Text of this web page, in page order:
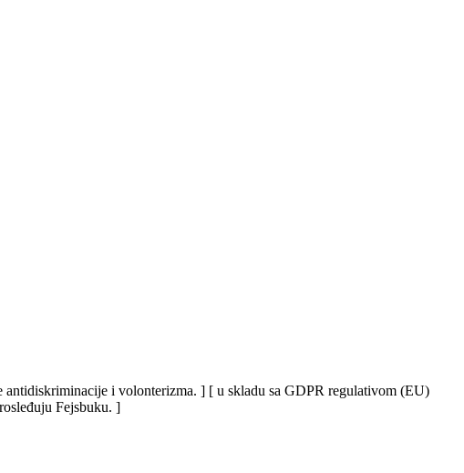
i volonterizma. ] [ u skladu sa GDPR regulativom (EU)
Fejsbuku. ]